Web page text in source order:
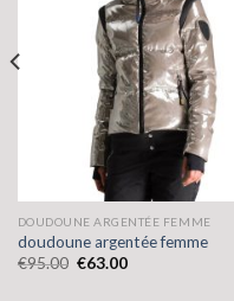
DOUDOUNE ARGENTÉE FEMME
doudoune argentée femme
€95.00 €63.00